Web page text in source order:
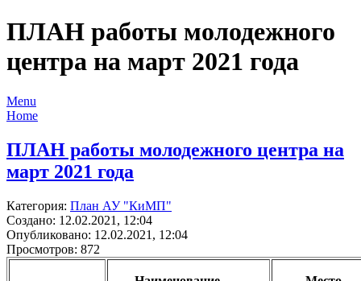
ПЛАН работы молодежного
центра на март 2021 года
Menu
Home
ПЛАН работы молодежного центра на
март 2021 года
Категория: План АУ "КиМП"
Создано: 12.02.2021, 12:04
Опубликовано: 12.02.2021, 12:04
Просмотров: 872